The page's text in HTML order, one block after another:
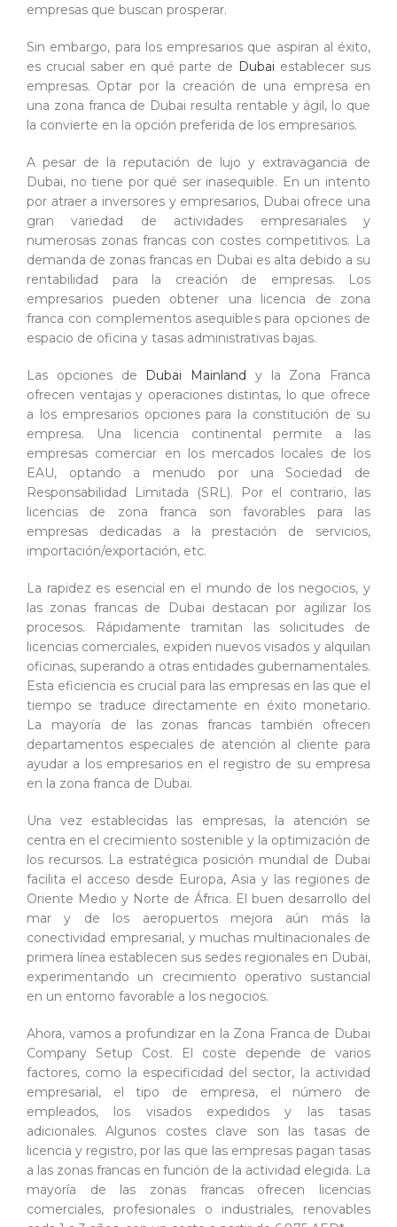
empresas que buscan prosperar.
Sin embargo, para los empresarios que aspiran al éxito,
es crucial saber en qué parte de Dubai establecer sus
empresas. Optar por la creación de una empresa en
una zona franca de Dubai resulta rentable y ágil, lo que
la convierte en la opción preferida de los empresarios.
A pesar de la reputación de lujo y extravagancia de
Dubai, no tiene por qué ser inasequible. En un intento
por atraer a inversores y empresarios, Dubai ofrece una
gran variedad de actividades empresariales y
numerosas zonas francas con costes competitivos. La
demanda de zonas francas en Dubai es alta debido a su
rentabilidad para la creación de empresas. Los
empresarios pueden obtener una licencia de zona
franca con complementos asequibles para opciones de
espacio de oficina y tasas administrativas bajas.
Las opciones de Dubai Mainland
y la Zona Franca
ofrecen ventajas y operaciones distintas, lo que ofrece
a los empresarios opciones para la constitución de su
empresa. Una licencia continental permite a las
empresas comerciar en los mercados locales de los
EAU, optando a menudo por una Sociedad de
Responsabilidad Limitada (SRL). Por el contrario, las
licencias de zona franca son favorables para las
empresas dedicadas a la prestación de servicios,
importación/exportación, etc.
La rapidez es esencial en el mundo de los negocios, y
las zonas francas de Dubai destacan por agilizar los
procesos. Rápidamente tramitan las solicitudes de
licencias comerciales, expiden nuevos visados y alquilan
oficinas, superando a otras entidades gubernamentales.
Esta eficiencia es crucial para las empresas en las que el
tiempo se traduce directamente en éxito monetario.
La mayoría de las zonas francas también ofrecen
departamentos especiales de atención al cliente para
ayudar a los empresarios en el registro de su empresa
en la zona franca de Dubai.
Una vez establecidas las empresas, la atención se
centra en el crecimiento sostenible y la optimización de
los recursos. La estratégica posición mundial de Dubai
facilita el acceso desde Europa, Asia y las regiones de
Oriente Medio y Norte de África. El buen desarrollo del
mar y de los aeropuertos mejora aún más la
conectividad empresarial, y muchas multinacionales de
primera línea establecen sus sedes regionales en Dubai,
experimentando un crecimiento operativo sustancial
en un entorno favorable a los negocios.
Ahora, vamos a profundizar en la Zona Franca de Dubai
Company Setup Cost. El coste depende de varios
factores, como la especificidad del sector, la actividad
empresarial, el tipo de empresa, el número de
empleados, los visados expedidos y las tasas
adicionales. Algunos costes clave son las tasas de
licencia y registro, por las que las empresas pagan tasas
a las zonas francas en función de la actividad elegida. La
mayoría de las zonas francas ofrecen licencias
comerciales, profesionales o industriales, renovables